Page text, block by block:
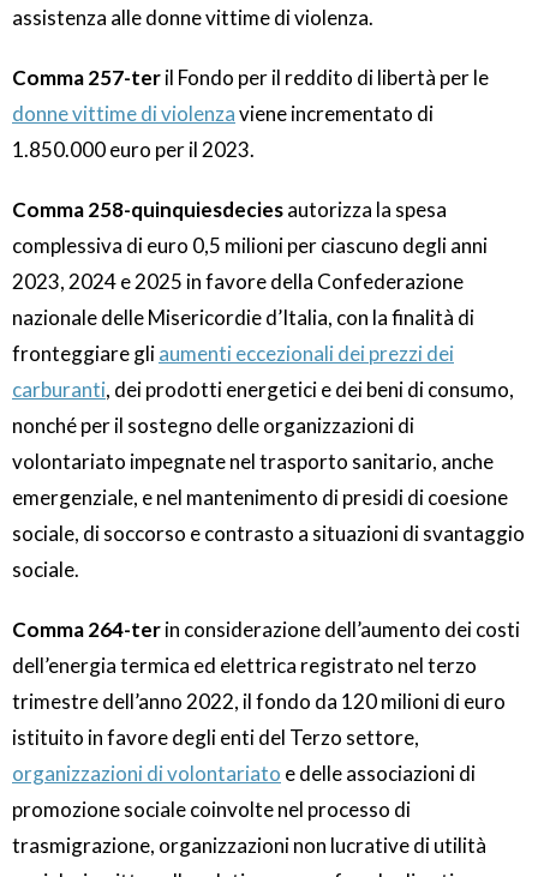
assistenza alle donne vittime di violenza.
Comma 257-teril Fondo per il reddito di libertà per le
donne vittime di violenzaviene incrementato di
1.850.000 euro per il 2023.
Comma 258-quinquiesdeciesautorizza la spesa
complessiva di euro 0,5 milioni per ciascuno degli anni
2023, 2024 e 2025 in favore della Confederazione
nazionale delle Misericordie d’Italia, con la finalità di
fronteggiare gliaumenti eccezionali dei prezzi dei
carburanti, dei prodotti energetici e dei beni di consumo,
nonché per il sostegno delle organizzazioni di
volontariato impegnate nel trasporto sanitario, anche
emergenziale, e nel mantenimento di presidi di coesione
sociale, di soccorso e contrasto a situazioni di svantaggio
sociale.
Comma 264-terin considerazione dell’aumento dei costi
dell’energia termica ed elettrica registrato nel terzo
trimestre dell’anno 2022, il fondo da 120 milioni di euro
istituito in favore degli enti del Terzo settore,
organizzazioni di volontariato e delle associazioni di
promozione sociale coinvolte nel processo di
trasmigrazione, organizzazioni non lucrative di utilità